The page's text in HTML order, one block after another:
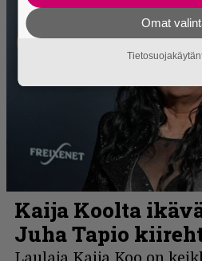
Omat